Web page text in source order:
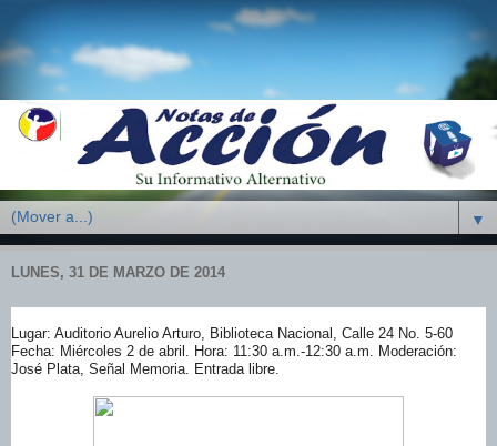
▼
LUNES, 31 DE MARZO DE 2014
Lugar: Auditorio Aurelio Arturo, Biblioteca Nacional, Calle 24 No. 5-60
Fecha: Miércoles 2 de abril. Hora: 11:30 a.m.-12:30 a.m. Moderación:
José Plata, Señal Memoria. Entrada libre.